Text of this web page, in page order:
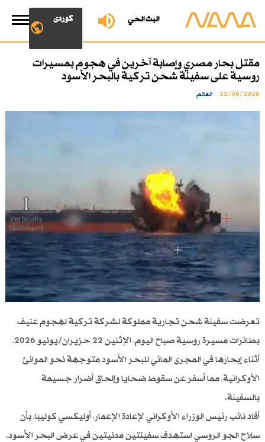
البث الحي کوردی
مقتل بحار مصري وإصابة آخرين في هجوم بمسيرات
روسية على سفينة شحن تركية بالبحر الأسود
22/06/2026 العالم
تعرضت سفينة شحن تجارية مملوكة لشركة تركية لهجوم عنيف
بطائرات مسيرة روسية صباح اليوم، الإثنين 22 حزيران/يونيو 2026،
أثناء إبحارها في المجرى المائي للبحر الأسود متوجهة نحو الموانئ
الأوكرانية، مما أسفر عن سقوط ضحايا وإلحاق أضرار جسيمة
بالسفينة.
أفاد نائب رئيس الوزراء الأوكراني لإعادة الإعمار، أوليكسي كوليبا، بأن
سلاح الجو الروسي استهدف سفينتين مدنيتين في عرض البحر الأسود.